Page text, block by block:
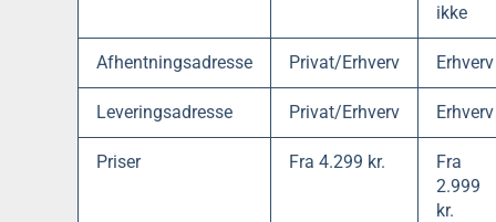
ikke
Afhentningsadresse Privat/Erhverv Erhverv
Leveringsadresse Privat/Erhverv Erhverv
Priser Fra 4.299 kr.
Fra
2.999
kr.